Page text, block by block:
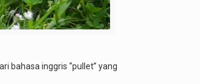
bahasa inggris “pullet” yang